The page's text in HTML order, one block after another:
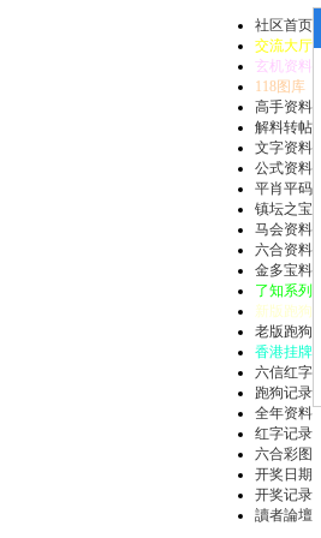
社区首页
交流大厅
玄机资料
118图库
高手资料
解料转帖
文字资料
公式资料
平肖平码
镇坛之宝
马会资料
六合资料
金多宝料
了知系列
新版跑狗
老版跑狗
香港挂牌
六信红字
跑狗记录
全年资料
红字记录
六合彩图
开奖日期
开奖记录
讀者論壇